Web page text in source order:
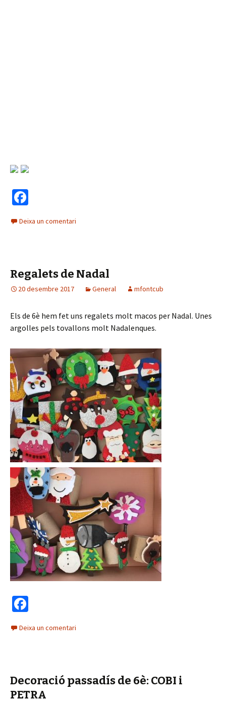
b
k
Deixa un comentari
Regalets de Nadal
20 desembre 2017 General mfontcub
Els de 6è hem fet uns regalets molt macos per Nadal. Unes
argolles pels tovallons molt Nadalenques.
b
k
Deixa un comentari
Decoració passadís de 6è: COBI i
PETRA